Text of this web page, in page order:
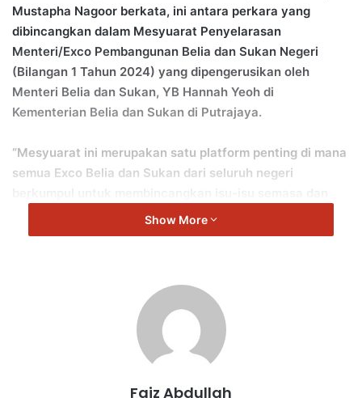
Mustapha Nagoor berkata, ini antara perkara yang
dibincangkan dalam Mesyuarat Penyelarasan
Menteri/Exco Pembangunan Belia dan Sukan Negeri
(Bilangan 1 Tahun 2024) yang dipengerusikan oleh
Menteri Belia dan Sukan, YB Hannah Yeoh di
Kementerian Belia dan Sukan di Putrajaya.
“Mesyuarat ini merupakan satu platform penting di mana
semua Exco Belia dan Sukan dari seluruh negeri
langkah penyelesaian mengenai belia dan sukan di
peringkat akar umbi.
wakil dari Negeri Sembilan dan sebagai komitmen kami
dalam memastikan pembangunan belia dan sukan di
Negeri Sembilan terus dipacu dengan efektif.
Show More
Faiz Abdullah